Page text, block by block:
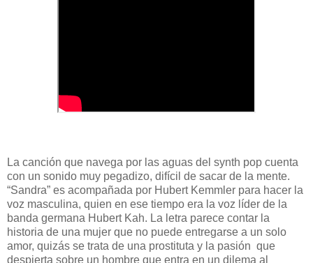
La canción que navega por las aguas del synth pop cuenta
con un sonido muy pegadizo, difícil de sacar de la mente.
“Sandra” es acompañada por Hubert Kemmler para hacer la
voz masculina, quien en ese tiempo era la voz líder de la
banda germana Hubert Kah. La letra parece contar la
historia de una mujer que no puede entregarse a un solo
amor, quizás se trata de una prostituta y la pasión que
despierta sobre un hombre que entra en un dilema al